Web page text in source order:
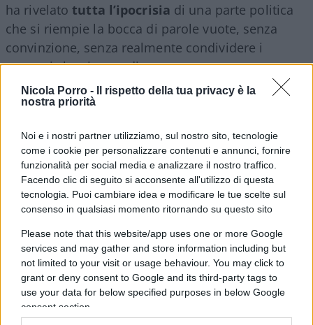
Nicola Porro -
Il rispetto della tua privacy è la
nostra priorità
Noi e i nostri partner utilizziamo, sul nostro sito, tecnologie
come i cookie per personalizzare contenuti e annunci, fornire
funzionalità per social media e analizzare il nostro traffico.
Facendo clic di seguito si acconsente all'utilizzo di questa
tecnologia. Puoi cambiare idea e modificare le tue scelte sul
consenso in qualsiasi momento ritornando su questo sito
Please note that this website/app uses one or more Google
services and may gather and store information including but
not limited to your visit or usage behaviour. You may click to
grant or deny consent to Google and its third-party tags to
use your data for below specified purposes in below Google
consent section.
ha rivelatotutta l’ipocrisia di una parte politica
che si riempie la bocca di parole vuote, senza
convinzione, senza realmente condividere i
concetti che vi sono dietro.
Livellamento verso il basso
Partito democratico e Movimento 5 Stelle, seguiti
a ruota da scrittori, giornalisti e sociologi hanno
criticato l’accostamento della termine “merito”
all’istruzione.
La loro concezione di istruzione resta ancorata ad
un principio di uguaglianza che invece di agire
correttamente sui punti di partenza, per mitigare
gli effetti delle differenze socio-economiche tra le